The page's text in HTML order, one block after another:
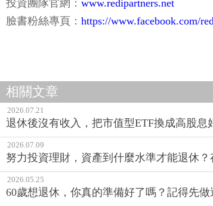
臉書粉絲專頁： https://www.facebook.com/
相關文章
2026.07.21
退休後沒有收入，把市值型ETF換成高股息
2026.07.09
努力投資理財，資產到什麼水準才能退休？
2026.05.25
60歲想退休，你真的準備好了嗎？記得先做
2026.05.19